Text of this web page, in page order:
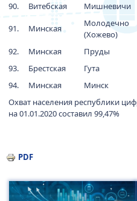
90.
Витебская Мишневичи
91. Минская
Молодечно
(Хожево)
92. Минская Пруды
93.
Брестская Гута
94.
Минская Минск
Охват населения республики
на 01.01.2020 составил 99,47%
PDF